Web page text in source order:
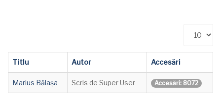
Titlu Autor Accesări
Marius Bălașa Scris de Super User Accesări: 8072